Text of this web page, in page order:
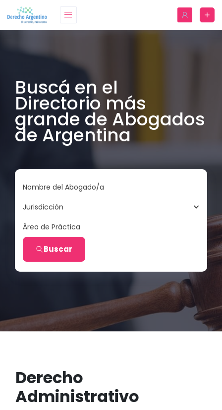
Buscá en el
Directorio más
grande de Abogados
de Argentina
Nombre del Abogado/a
Jurisdicción
Área de Práctica
Buscar
Derecho
Administrativo